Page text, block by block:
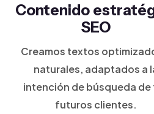
Contenido
SEO
Creamos textos
naturales, adaptados a
intención de búsqueda de
futuros clientes.